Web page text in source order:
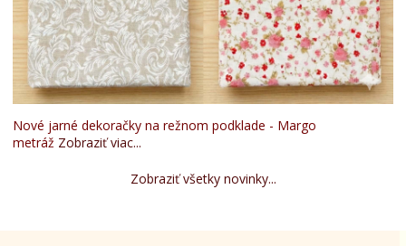
Nové jarné dekoračky na režnom podklade - Margo
metráž Zobraziť viac...
Zobraziť všetky novinky...